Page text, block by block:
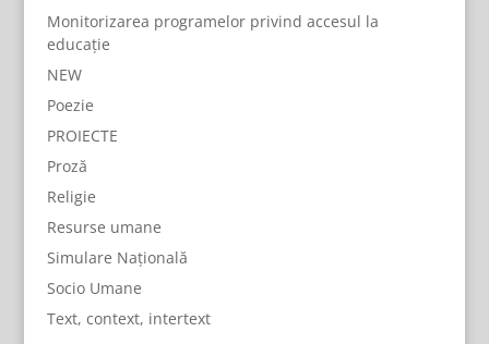
Monitorizarea programelor privind accesul la
educație
NEW
Poezie
PROIECTE
Proză
Religie
Resurse umane
Simulare Națională
Socio Umane
Text, context, intertext